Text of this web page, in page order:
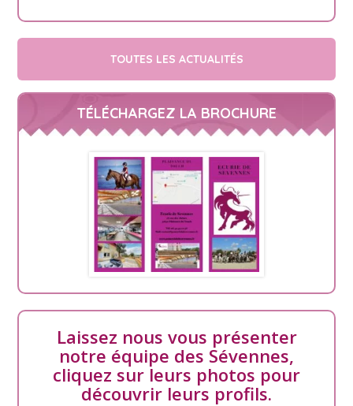
TOUTES LES ACTUALITÉS
TÉLÉCHARGEZ LA BROCHURE
Laissez nous vous présenter
notre équipe des Sévennes,
cliquez sur leurs photos pour
découvrir leurs profils.